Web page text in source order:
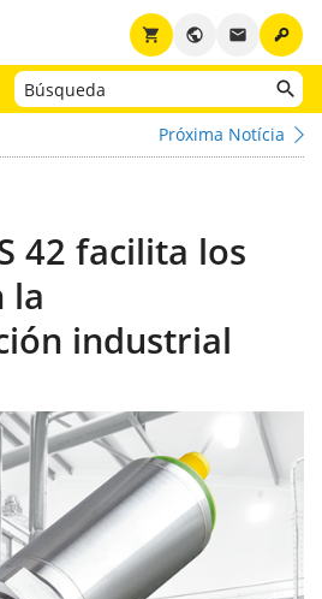
key
email
public
shopping_cart
Próxima Notícia
42 facilita los
la
industrial